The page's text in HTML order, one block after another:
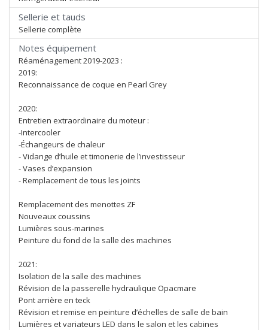
Sellerie et tauds
Sellerie complète
Notes équipement
Réaménagement 2019-2023 :
2019:
Reconnaissance de coque en Pearl Grey
2020:
Entretien extraordinaire du moteur :
-Intercooler
-Échangeurs de chaleur
- Vidange d’huile et timonerie de l’investisseur
- Vases d’expansion
- Remplacement de tous les joints
Remplacement des menottes ZF
Nouveaux coussins
Lumières sous-marines
Peinture du fond de la salle des machines
2021:
Isolation de la salle des machines
Révision de la passerelle hydraulique Opacmare
Pont arrière en teck
Révision et remise en peinture d’échelles de salle de bain
Lumières et variateurs LED dans le salon et les cabines